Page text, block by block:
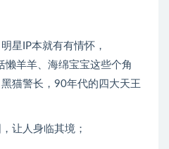
星IP本就有有情怀，
羊羊、海绵宝宝这些个角
猫警长，90年代的四大天王
让人身临其境；